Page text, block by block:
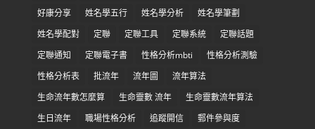
好康分享
姓名學五行 姓名學分析
姓名學筆劃
姓名學配對
定聯 定聯工具 定聯系統
定聯話題
定聯通知
定聯電子書 性格分析mbti
性格分析測驗
性格分析表
批流年 流年圖
流年算法
生命流年數怎麼算
生命靈數 流年
生命靈數流年算法
生日流年
職場性格分析 追蹤開信
郵件參與度